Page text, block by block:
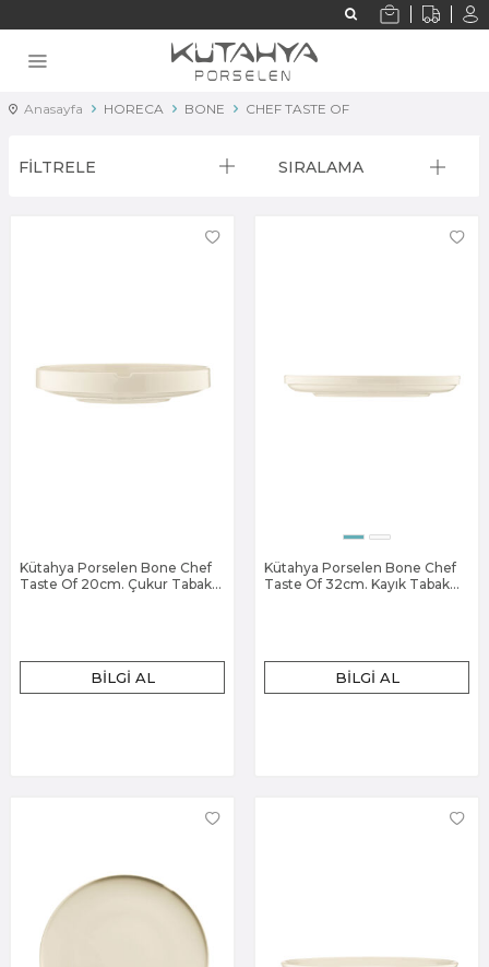
Anasayfa HORECA BONE CHEF TASTE OF
FİLTRELE SIRALAMA
Kütahya Porselen Bone Chef
Taste Of 20cm. Çukur Tabak
BILGI AL
Kütahya Porselen Bone Chef
Taste Of 32cm. Kayık Tabak
BILGI AL